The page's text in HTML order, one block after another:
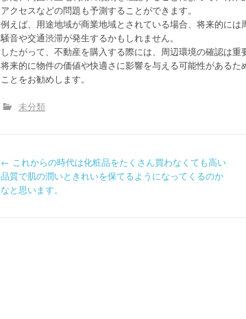
アクセスなどの問題も予測することができます。
例えば、用途地域が商業地域とされている場合、将来的に
騒音や交通渋滞が発生するかもしれません。
したがって、不動産を購入する際には、周辺環境の確認は重
将来的に物件の価値や快適さに影響を与える可能性がある
ことをお勧めします。
未分類
P
o
← これからの時代は化粧品をたくさん買わなくても高い
品質で肌の潤いときれいを保てるようになってくるのか
なと思います。